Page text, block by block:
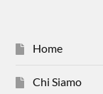
Home
Chi Siamo